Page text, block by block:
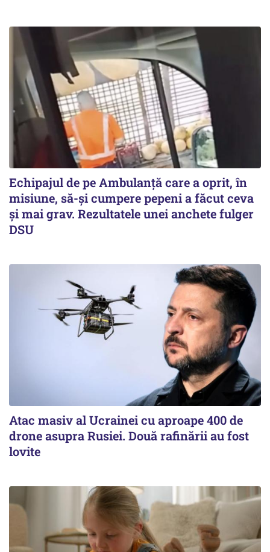
Echipajul de pe Ambulanță care a oprit, în
misiune, să-și cumpere pepeni a făcut ceva
și mai grav. Rezultatele unei anchete fulger
DSU
Atac masiv al Ucrainei cu aproape 400 de
drone asupra Rusiei. Două rafinării au fost
lovite